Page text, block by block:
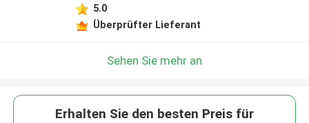
5.0
Überprüfter Lieferant
Sehen Sie mehr an
Erhalten Sie den besten Preis für